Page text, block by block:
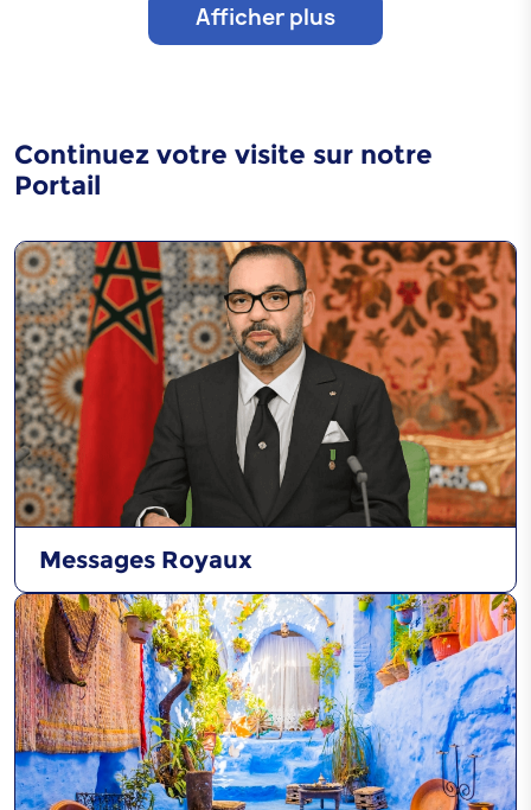
Afficher plus
Continuez votre visite sur notre
Portail
Messages Royaux